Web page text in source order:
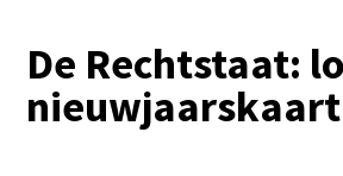
De Rechtstaat:
nieuwjaarskaart